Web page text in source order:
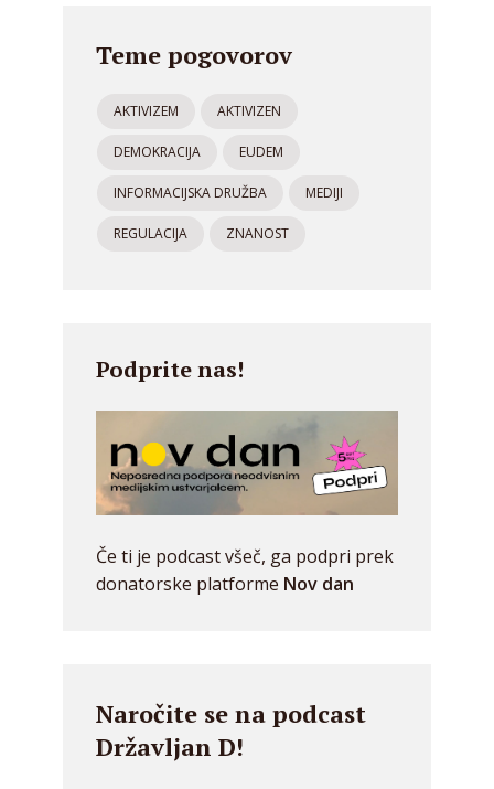
Teme pogovorov
AKTIVIZEM AKTIVIZEN
DEMOKRACIJA EUDEM
INFORMACIJSKA DRUŽBA MEDIJI
REGULACIJA ZNANOST
Podprite nas!
Če ti je podcast všeč, ga podpri prek
donatorske platforme Nov dan
Naročite se na podcast
Državljan D!